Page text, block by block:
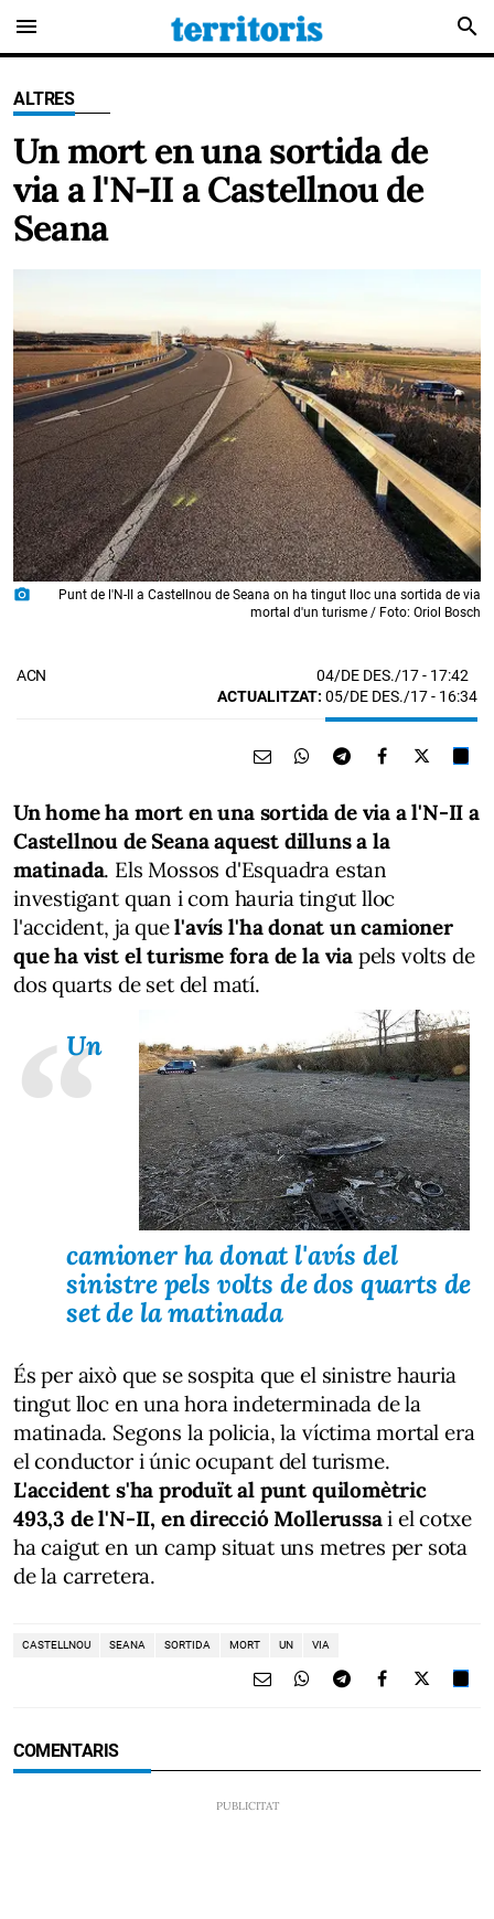
menu search
ALTRES
Un mort en una sortida de
via a l'N-II a Castellnou de
Seana
photo_camera
Punt de l'N-II a Castellnou de Seana on ha tingut lloc una sortida de via
mortal d'un turisme / Foto: Oriol Bosch
ACN 04/DE DES./17- 17:42
ACTUALITZAT: 05/DE DES./17 - 16:34
Un home ha mort en una sortida de via a l'N-II a
Castellnou de Seana aquest dilluns a la
matinada. Els Mossos d'Esquadra estan
investigant quan i com hauria tingut lloc
l'accident, ja quel'avís l'ha donat un camioner
que ha vist el turisme fora de la viapels volts de
dos quarts de set del matí.
Un
camioner ha donat l'avís del
sinistre pels volts de dos quarts de
set de la matinada
És per això que se sospita que el sinistre hauria
tingut lloc en una hora indeterminada de la
matinada. Segons la policia, la víctima mortal era
el conductor i únic ocupant del turisme.
L'accident s'ha produït al punt quilomètric
493,3 de l'N-II, en direcció Mollerussai el cotxe
ha caigut en un camp situat uns metres per sota
de la carretera.
CASTELLNOU SEANA SORTIDA MORT UN VIA
COMENTARIS